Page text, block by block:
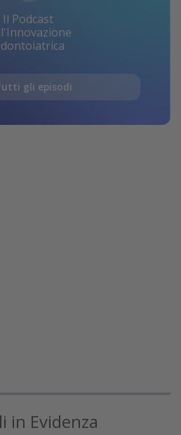
Il Podcast
gli episodi
in Evidenza